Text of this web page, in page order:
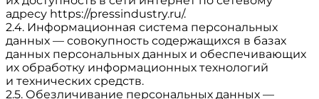
адресу https://pressindustry.ru/.
2.4. Информационная система персональных
данных — совокупность содержащихся в базах
данных персональных данных и обеспечивающих
их обработку информационных технологий
и технических средств.
2.5. Обезличивание персональных данных —